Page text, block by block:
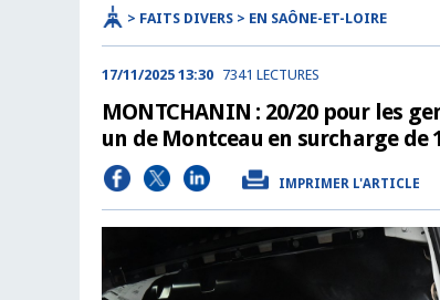
> FAITS DIVERS > EN SAÔNE-ET-LOIRE
17/11/2025 13:30 7341 LECTURES
MONTCHANIN : 20/20 pour les
un de Montceau en surcharge de
IMPRIMER L'ARTICLE